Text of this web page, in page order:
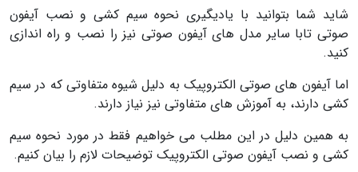
شاید شما بتوانید با یادیگیری نحوه سیم کشی و نصب آیفون
صوتی تابا سایر مدل های آیفون صوتی نیز را نصب و راه اندازی
کنید.
اما آیفون های صوتی الکتروپیک به دلیل شیوه متفاوتی که در سیم
کشی دارند، به آموزش های متفاوتی نیز نیاز دارند.
به همین دلیل در این مطلب می خواهیم فقط در مورد نحوه سیم
کشی و نصب آیفون صوتی الکتروپیک توضیحات لازم را بیان کنیم.